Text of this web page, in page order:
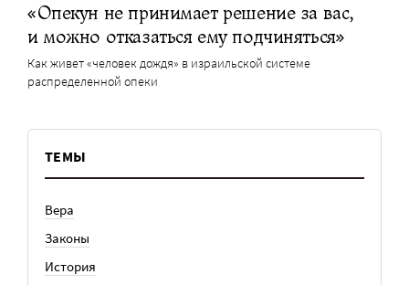
«Опекун не принимает решение за вас,
и можно отказаться ему подчиняться»
Как живет «человек дождя» в израильской системе
распределенной опеки
ТЕМЫ
Вера
Законы
История